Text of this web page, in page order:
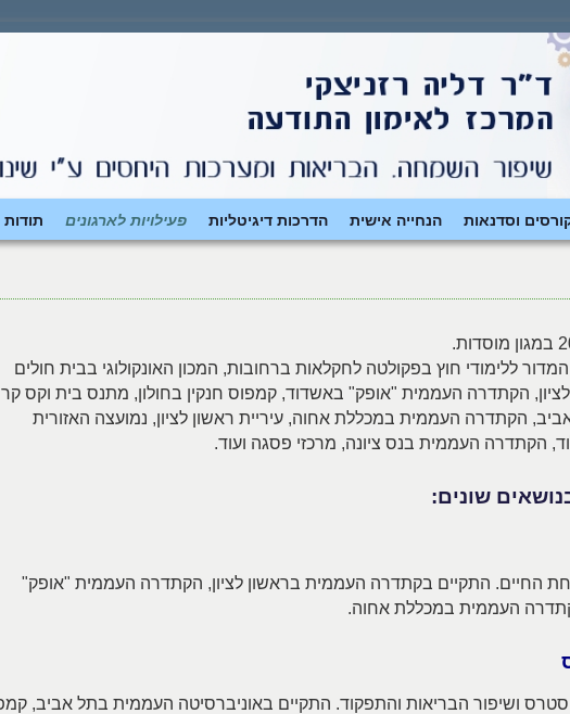
וסדנאות הנחייה אישית הדרכות דיגיטליות פעילויות לארגונים
ללימודי חוץ בפקולטה לחקלאות ברחובות, המכון האונקולוגי בבית חולים
הקתדרה העממית "אופק" באשדוד, קמפוס חנקין בחולון, מתנס בית וקס
הקתדרה העממית במכללת אחוה, עיריית ראשון לציון, נמועצה האזורית
הקתדרה העממית בנס ציונה, מרכזי פסגה ועוד.
שונים:
החיים. התקיים בקתדרה העממית בראשון לציון, הקתדרה העממית "אופק"
העממית במכללת אחוה.
ושיפור הבריאות והתפקוד. התקיים באוניברסיטה העממית בתל אביב,